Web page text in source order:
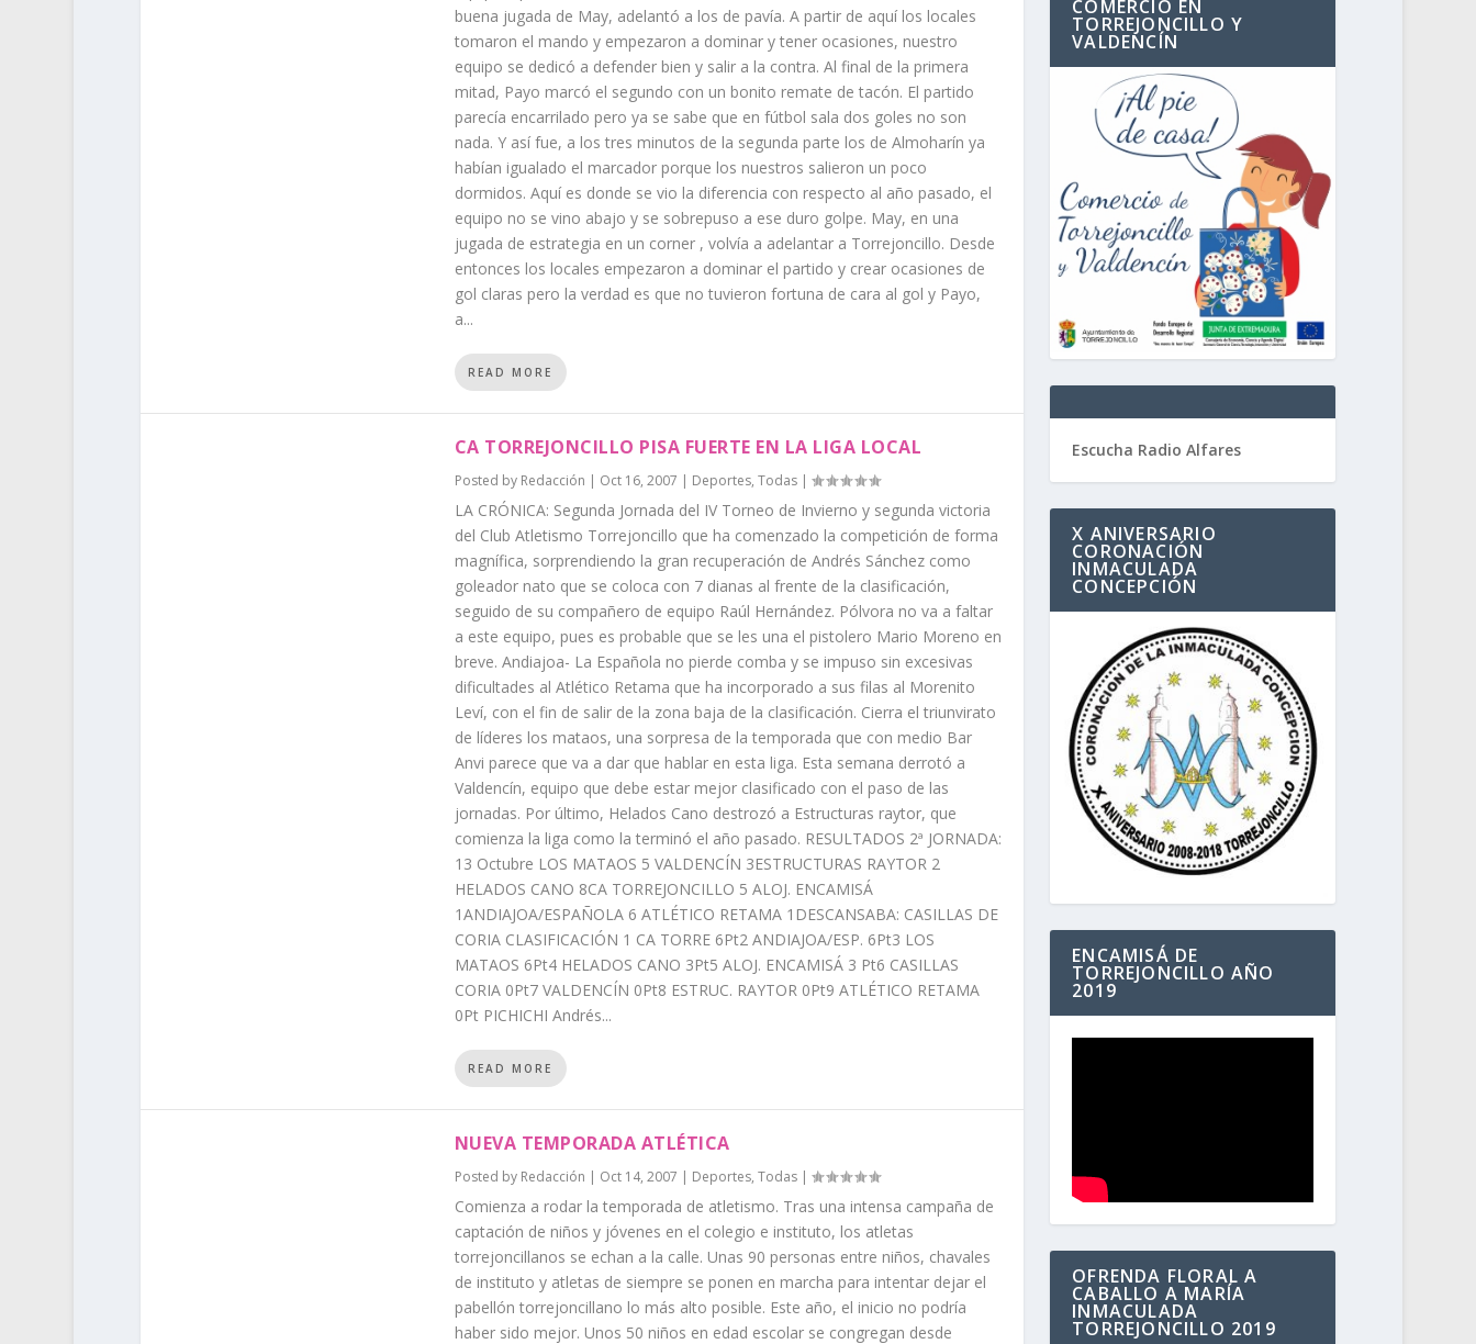
buena jugada de May, adelantó a los de pavía. A partir de aquí los locales
tomaron el mando y empezaron a dominar y tener ocasiones, nuestro
equipo se dedicó a defender bien y salir a la contra. Al final de la primera
mitad, Payo marcó el segundo con un bonito remate de tacón. El partido
parecía encarrilado pero ya se sabe que en fútbol sala dos goles no son
nada. Y así fue, a los tres minutos de la segunda parte los de Almoharín ya
habían igualado el marcador porque los nuestros salieron un poco
dormidos. Aquí es donde se vio la diferencia con respecto al año pasado, el
equipo no se vino abajo y se sobrepuso a ese duro golpe. May, en una
jugada de estrategia en un corner , volvía a adelantar a Torrejoncillo. Desde
entonces los locales empezaron a dominar el partido y crear ocasiones de
gol claras pero la verdad es que no tuvieron fortuna de cara al gol y Payo,
a...
READ MORE
CA TORREJONCILLO PISA FUERTE EN LA LIGA LOCAL
Posted by Redacción | Oct 16, 2007 | Deportes, Todas|
LA CRÓNICA: Segunda Jornada del IV Torneo de Invierno y segunda victoria
del Club Atletismo Torrejoncillo que ha comenzado la competición de forma
magnífica, sorprendiendo la gran recuperación de Andrés Sánchez como
goleador nato que se coloca con 7 dianas al frente de la clasificación,
seguido de su compañero de equipo Raúl Hernández. Pólvora no va a faltar
a este equipo, pues es probable que se les una el pistolero Mario Moreno en
breve. Andiajoa- La Española no pierde comba y se impuso sin excesivas
dificultades al Atlético Retama que ha incorporado a sus filas al Morenito
Leví, con el fin de salir de la zona baja de la clasificación. Cierra el triunvirato
de líderes los mataos, una sorpresa de la temporada que con medio Bar
Anvi parece que va a dar que hablar en esta liga. Esta semana derrotó a
Valdencín, equipo que debe estar mejor clasificado con el paso de las
jornadas. Por último, Helados Cano destrozó a Estructuras raytor, que
comienza la liga como la terminó el año pasado. RESULTADOS 2ª JORNADA:
13 Octubre LOS MATAOS 5 VALDENCÍN 3ESTRUCTURAS RAYTOR 2
HELADOS CANO 8CA TORREJONCILLO 5 ALOJ. ENCAMISÁ
1ANDIAJOA/ESPAÑOLA 6 ATLÉTICO RETAMA 1DESCANSABA: CASILLAS DE
CORIA CLASIFICACIÓN 1 CA TORRE 6Pt2 ANDIAJOA/ESP. 6Pt3 LOS
MATAOS 6Pt4 HELADOS CANO 3Pt5 ALOJ. ENCAMISÁ 3 Pt6 CASILLAS
CORIA 0Pt7 VALDENCÍN 0Pt8 ESTRUC. RAYTOR 0Pt9 ATLÉTICO RETAMA
0Pt PICHICHI Andrés...
READ MORE
NUEVA TEMPORADA ATLÉTICA
Posted by Redacción | Oct 14, 2007 | Deportes, Todas|
Comienza a rodar la temporada de atletismo. Tras una intensa campaña de
captación de niños y jóvenes en el colegio e instituto, los atletas
torrejoncillanos se echan a la calle. Unas 90 personas entre niños, chavales
de instituto y atletas de siempre se ponen en marcha para intentar dejar el
pabellón torrejoncillano lo más alto posible. Este año, el inicio no podría
haber sido mejor. Unos 50 niños en edad escolar se congregan desde
COMERCIO EN
TORREJONCILLO Y
VALDENCÍN
Escucha Radio Alfares
X ANIVERSARIO
CORONACIÓN
INMACULADA
CONCEPCIÓN
ENCAMISÁ DE
TORREJONCILLO AÑO
2019
OFRENDA FLORAL A
CABALLO A MARÍA
INMACULADA
TORREJONCILLO 2019